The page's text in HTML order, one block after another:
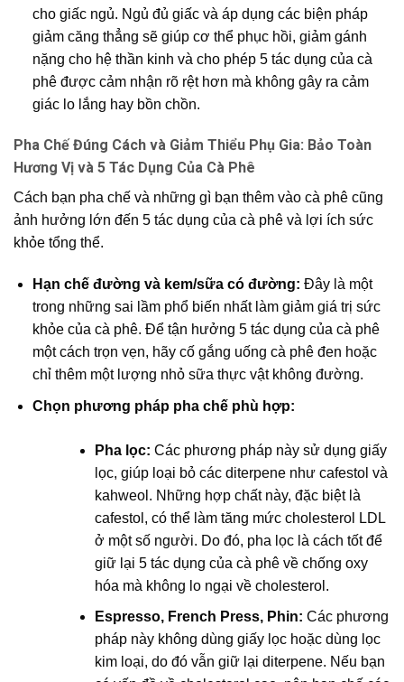
cho giấc ngủ. Ngủ đủ giấc và áp dụng các biện pháp
giảm căng thẳng sẽ giúp cơ thể phục hồi, giảm gánh
nặng cho hệ thần kinh và cho phép 5 tác dụng của cà
phê được cảm nhận rõ rệt hơn mà không gây ra cảm
giác lo lắng hay bồn chồn.
Pha Chế Đúng Cách và Giảm Thiểu Phụ Gia: Bảo Toàn
Hương Vị và 5 Tác Dụng Của Cà Phê
Cách bạn pha chế và những gì bạn thêm vào cà phê cũng
ảnh hưởng lớn đến 5 tác dụng của cà phê và lợi ích sức
khỏe tổng thể.
Hạn chế đường và kem/sữa có đường: Đây là một
trong những sai lầm phổ biến nhất làm giảm giá trị sức
khỏe của cà phê. Để tận hưởng 5 tác dụng của cà phê
một cách trọn vẹn, hãy cố gắng uống cà phê đen hoặc
chỉ thêm một lượng nhỏ sữa thực vật không đường.
Chọn phương pháp pha chế phù hợp:
Pha lọc: Các phương pháp này sử dụng giấy
lọc, giúp loại bỏ các diterpene như cafestol và
kahweol. Những hợp chất này, đặc biệt là
cafestol, có thể làm tăng mức cholesterol LDL
ở một số người. Do đó, pha lọc là cách tốt để
giữ lại 5 tác dụng của cà phê về chống oxy
hóa mà không lo ngại về cholesterol.
Espresso, French Press, Phin: Các phương
pháp này không dùng giấy lọc hoặc dùng lọc
kim loại, do đó vẫn giữ lại diterpene. Nếu bạn